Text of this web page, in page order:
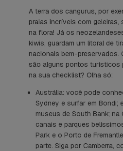
A terra dos cangurus, por
praias incríveis com geleiras,
na flora! Já os
kiwis, guardam um litoral de
nacionais bem-preservados.
são alguns pontos turísticos
na sua checklist? Olha só:
Austrália: você pode
Sydney e surfar em Bondi;
museus de South Bank; na
canais e parques
Park e o Porto de
parte. Siga por Camberra,